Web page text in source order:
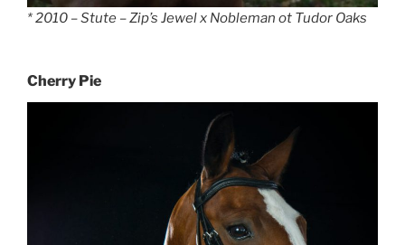
* 2010 – Stute – Zip’s Jewel x Nobleman ot Tudor Oaks
Cherry Pie